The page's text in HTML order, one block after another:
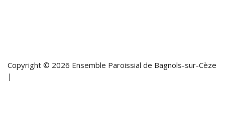
Copyright © 2026 Ensemble Paroissial de Bagnols-sur-Cèze
|